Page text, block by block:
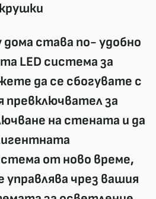
става по- удобно
LED система за
да се сбогувате с
превключвател за
на стената и да
от ново време,
управлява чрез вашия